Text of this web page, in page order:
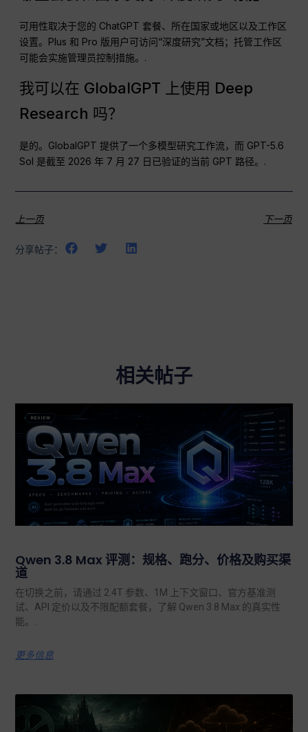
可用性取决于您的 ChatGPT 套餐、所在国家或地区以及工作区
设置。Plus 和 Pro 版用户可访问“深度研究”文档；托管工作区
可能会实施管理员控制措施。.
我可以在 GlobalGPT 上使用 Deep
Research 吗？
是的。GlobalGPT 提供了一个多模型研究工作流，而 GPT-5.6
Sol 是截至 2026 年 7 月 27 日已验证的当前 GPT 路径。.
上一页 下一页
分享帖子：
相关帖子
Qwen 3.8 Max 评测：规格、跑分、价格及购买渠
道
在切换之前，请通过 2.4T 参数、1M 上下文窗口、官方基准测
试、API 定价以及不限配额套餐，了解 Qwen 3.8 Max 的真实性
能。.
更多信息